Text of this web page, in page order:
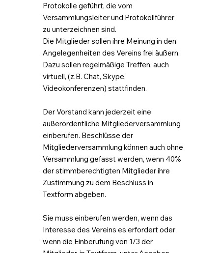
Protokolle geführt, die vom
Versammlungsleiter und Protokollführer
zu unterzeichnen sind.
Die Mitglieder sollen ihre Meinung in den
Angelegenheiten des Vereins frei äußern.
Dazu sollen regelmäßige Treffen, auch
virtuell, (z.B. Chat, Skype,
Videokonferenzen) stattfinden.
Der Vorstand kann jederzeit eine
außerordentliche Mitgliederversammlung
einberufen. Beschlüsse der
Mitgliederversammlung können auch ohne
Versammlung gefasst werden, wenn 40%
der stimmberechtigten Mitglieder ihre
Zustimmung zu dem Beschluss in
Textform abgeben.
Sie muss einberufen werden, wenn das
Interesse des Vereins es erfordert oder
wenn die Einberufung von 1/3 der